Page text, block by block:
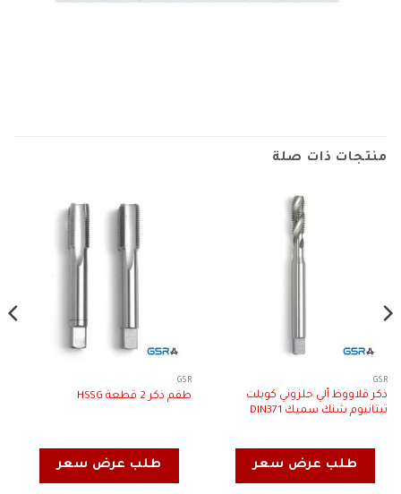
منتجات ذات صلة
GSR
ذكر قلاووظ ألي حلزوني كوبلت
تيتانيوم شنك سميك DIN371
طلب عرض سعر
GSR
طقم ذكر 2 قطعة HSSG
طلب عرض سعر